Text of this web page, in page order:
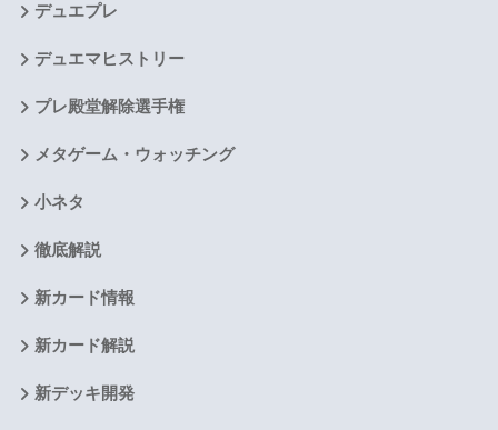
デュエプレ
デュエマヒストリー
プレ殿堂解除選手権
メタゲーム・ウォッチング
小ネタ
徹底解説
新カード情報
新カード解説
新デッキ開発